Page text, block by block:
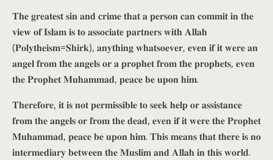
𝐓𝐡𝐞 𝐠𝐫𝐞𝐚𝐭𝐞𝐬𝐭 𝐬𝐢𝐧 𝐚𝐧𝐝 𝐜𝐫𝐢𝐦𝐞 𝐭𝐡𝐚𝐭 𝐚 𝐩𝐞𝐫𝐬𝐨𝐧 𝐜𝐚𝐧 𝐜𝐨𝐦𝐦𝐢𝐭 𝐢𝐧 𝐭𝐡𝐞
𝐯𝐢𝐞𝐰 𝐨𝐟 𝐈𝐬𝐥𝐚𝐦 𝐢𝐬 𝐭𝐨 𝐚𝐬𝐬𝐨𝐜𝐢𝐚𝐭𝐞 𝐩𝐚𝐫𝐭𝐧𝐞𝐫𝐬 𝐰𝐢𝐭𝐡 𝐀𝐥𝐥𝐚𝐡
(𝐏𝐨𝐥𝐲𝐭𝐡𝐞𝐢𝐬𝐦=𝐒𝐡𝐢𝐫𝐤), 𝐚𝐧𝐲𝐭𝐡𝐢𝐧𝐠 𝐰𝐡𝐚𝐭𝐬𝐨𝐞𝐯𝐞𝐫, 𝐞𝐯𝐞𝐧 𝐢𝐟 𝐢𝐭 𝐰𝐞𝐫𝐞 𝐚𝐧
𝐚𝐧𝐠𝐞𝐥 𝐟𝐫𝐨𝐦 𝐭𝐡𝐞 𝐚𝐧𝐠𝐞𝐥𝐬 𝐨𝐫 𝐚 𝐩𝐫𝐨𝐩𝐡𝐞𝐭 𝐟𝐫𝐨𝐦 𝐭𝐡𝐞 𝐩𝐫𝐨𝐩𝐡𝐞𝐭𝐬, 𝐞𝐯𝐞𝐧
𝐭𝐡𝐞 𝐏𝐫𝐨𝐩𝐡𝐞𝐭 𝐌𝐮𝐡𝐚𝐦𝐦𝐚𝐝, 𝐩𝐞𝐚𝐜𝐞 𝐛𝐞 𝐮𝐩𝐨𝐧 𝐡𝐢𝐦.
𝐓𝐡𝐞𝐫𝐞𝐟𝐨𝐫𝐞, 𝐢𝐭 𝐢𝐬 𝐧𝐨𝐭 𝐩𝐞𝐫𝐦𝐢𝐬𝐬𝐢𝐛𝐥𝐞 𝐭𝐨 𝐬𝐞𝐞𝐤 𝐡𝐞𝐥𝐩 𝐨𝐫 𝐚𝐬𝐬𝐢𝐬𝐭𝐚𝐧𝐜𝐞
𝐟𝐫𝐨𝐦 𝐭𝐡𝐞 𝐚𝐧𝐠𝐞𝐥𝐬 𝐨𝐫 𝐟𝐫𝐨𝐦 𝐭𝐡𝐞 𝐝𝐞𝐚𝐝, 𝐞𝐯𝐞𝐧 𝐢𝐟 𝐢𝐭 𝐰𝐞𝐫𝐞 𝐭𝐡𝐞 𝐏𝐫𝐨𝐩𝐡𝐞𝐭
𝐌𝐮𝐡𝐚𝐦𝐦𝐚𝐝, 𝐩𝐞𝐚𝐜𝐞 𝐛𝐞 𝐮𝐩𝐨𝐧 𝐡𝐢𝐦. 𝐓𝐡𝐢𝐬 𝐦𝐞𝐚𝐧𝐬 𝐭𝐡𝐚𝐭 𝐭𝐡𝐞𝐫𝐞 𝐢𝐬 𝐧𝐨
𝐢𝐧𝐭𝐞𝐫𝐦𝐞𝐝𝐢𝐚𝐫𝐲 𝐛𝐞𝐭𝐰𝐞𝐞𝐧 𝐭𝐡𝐞 𝐌𝐮𝐬𝐥𝐢𝐦 𝐚𝐧𝐝 𝐀𝐥𝐥𝐚𝐡 𝐢𝐧 𝐭𝐡𝐢𝐬 𝐰𝐨𝐫𝐥𝐝.